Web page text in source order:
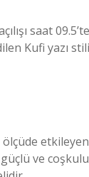
saat
Kufi yazı
ve